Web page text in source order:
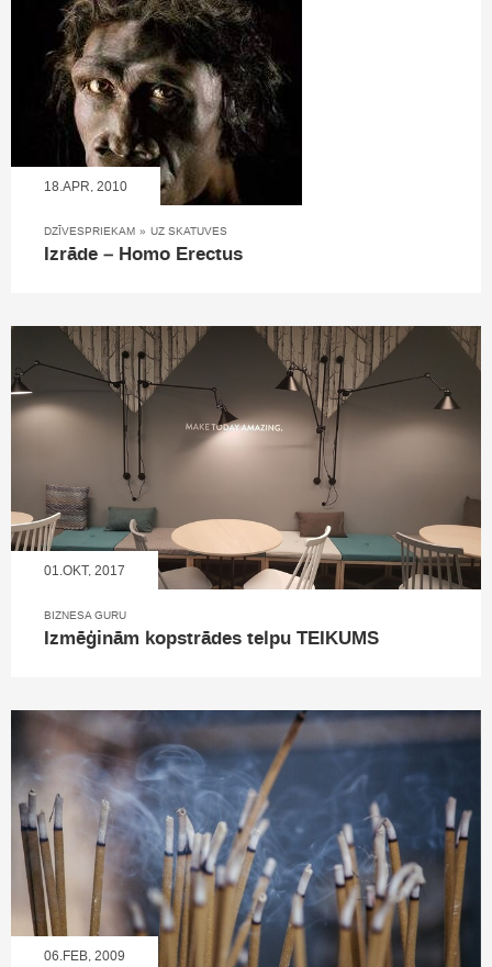
18.APR, 2010
DZĪVESPRIEKAM » UZ SKATUVES
Izrāde – Homo Erectus
01.OKT, 2017
BIZNESA GURU
Izmēģinām kopstrādes telpu TEIKUMS
06.FEB, 2009